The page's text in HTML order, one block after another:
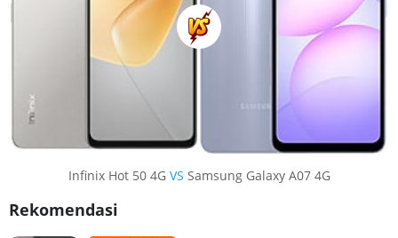
Infinix Hot 50 4G VS Samsung Galaxy A07 4G
Rekomendasi